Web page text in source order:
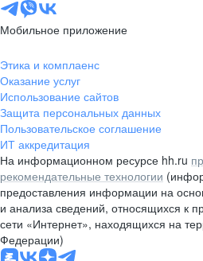
Мобильное приложение
Этика и комплаенс
Оказание услуг
Использование сайтов
Защита персональных данных
Пользовательское соглашение
ИТ аккредитация
На информационном ресурсе hh.ru
рекомендательные технологии
предоставления информации на
и анализа сведений, относящихся к
сети «Интернет», находящихся на
Федерации)